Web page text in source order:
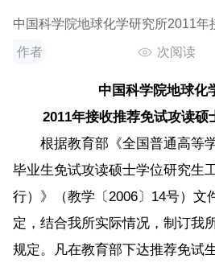
中国科学院地球化学研究所2011年
士学位研究生办法 根据教育部《
推荐
作者 次阅读
中国科学院地球化
2011年接收推荐免试攻读硕
根据教育部《全国普通高等
毕业生免试攻读硕士学位研究生
行）》（教学〔2006〕14号）文
定，结合我所实际情况，制订我
规定。凡在教育部下达推荐免试